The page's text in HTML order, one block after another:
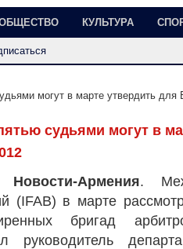
КУЛЬТУРА
судьями могут в
Армения.
(IFAB) в марте
бригад
руководитель